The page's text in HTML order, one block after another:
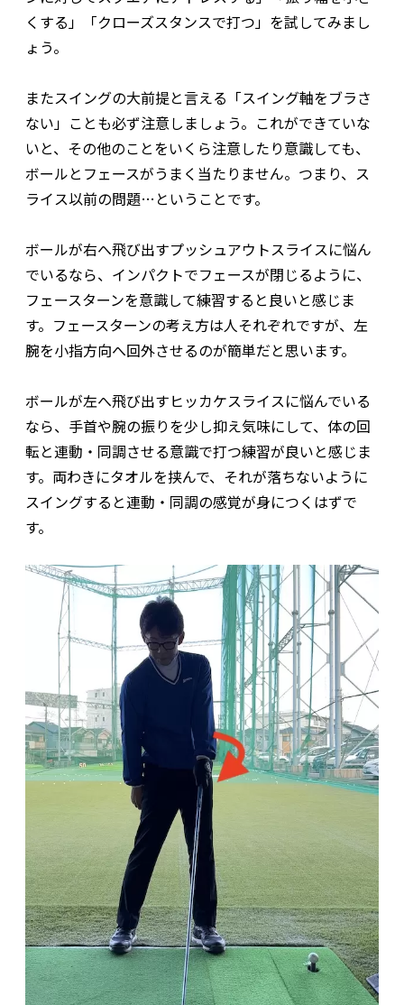
くする」「クローズスタンスで打つ」を試してみまし
ょう。
またスイングの大前提と言える「スイング軸をブラさ
ない」ことも必ず注意しましょう。これができていな
いと、その他のことをいくら注意したり意識しても、
ボールとフェースがうまく当たりません。つまり、ス
ライス以前の問題…ということです。
ボールが右へ飛び出すプッシュアウトスライスに悩ん
でいるなら、インパクトでフェースが閉じるように、
フェースターンを意識して練習すると良いと感じま
す。フェースターンの考え方は人それぞれですが、左
腕を小指方向へ回外させるのが簡単だと思います。
ボールが左へ飛び出すヒッカケスライスに悩んでいる
なら、手首や腕の振りを少し抑え気味にして、体の回
転と連動・同調させる意識で打つ練習が良いと感じま
す。両わきにタオルを挟んで、それが落ちないように
スイングすると連動・同調の感覚が身につくはずで
す。